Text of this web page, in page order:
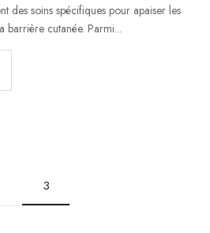
des soins spécifiques pour apaiser les
barrière cutanée. Parmi...
3